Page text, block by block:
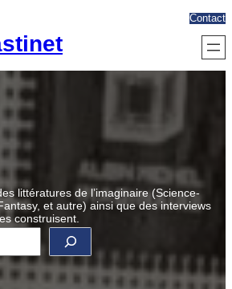
Contact
littératures de l’imaginaire (Science-
et autre) ainsi que des interviews
construisent.